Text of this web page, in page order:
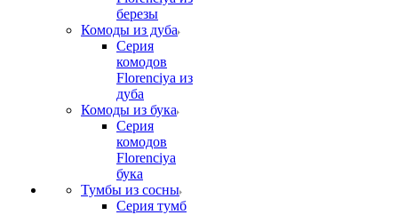
березы
Комоды из дуба
Серия
комодов
Florenciya из
дуба
Комоды из бука
Серия
комодов
Florenciya
бука
Тумбы из сосны
Серия тумб